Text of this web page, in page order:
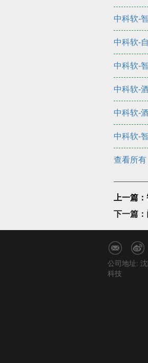
中科软-
中科软-
中科软-
中科软-
中科软-
中科软-
查看所有
上一篇
下一篇
公司地址:
科技